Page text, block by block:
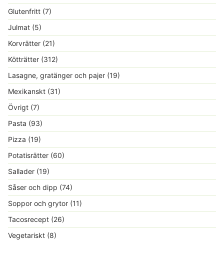
Glutenfritt (7)
Julmat (5)
Korvrätter (21)
Kötträtter (312)
Lasagne, gratänger och pajer (19)
Mexikanskt (31)
Övrigt (7)
Pasta (93)
Pizza (19)
Potatisrätter (60)
Sallader (19)
Såser och dipp (74)
Soppor och grytor (11)
Tacosrecept (26)
Vegetariskt (8)